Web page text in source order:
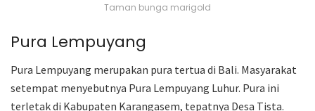
Taman bunga marigold
Pura Lempuyang
Pura Lempuyang merupakan pura tertua di Bali. Masyarakat
setempat menyebutnya Pura Lempuyang Luhur. Pura ini
terletak di Kabupaten Karangasem, tepatnya Desa Tista.